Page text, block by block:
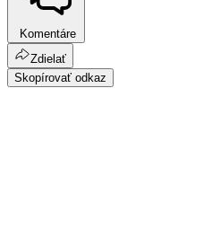
Komentáre
Zdielať
Skopírovať odkaz